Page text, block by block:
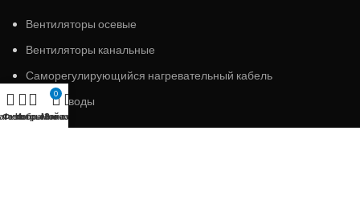
Вентиляторы осевые
Вентиляторы канальные
Саморегулирующийся нагревательный кабель
Воздуховоды
Фильтры
Избранное
0
Заказ
Мой аккаунт